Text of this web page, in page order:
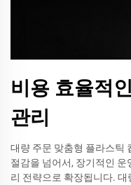
비용 효율적
관리
대량 주문 맞춤형 플라스틱
절감을 넘어서, 장기적인
리 전략으로 확장됩니다.